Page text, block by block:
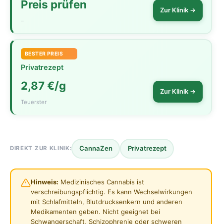
Preis prüfen
–
Zur Klinik →
BESTER PREIS
Privatrezept
2,87 €/g
Teuerster
Zur Klinik →
DIREKT ZUR KLINIK: CannaZen Privatrezept
Hinweis: Medizinisches Cannabis ist
verschreibungspflichtig. Es kann Wechselwirkungen
mit Schlafmitteln, Blutdrucksenkern und anderen
Medikamenten geben. Nicht geeignet bei
Schwangerschaft, Schizophrenie oder schweren